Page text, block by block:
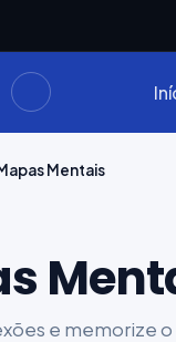
Mentais
e memorize